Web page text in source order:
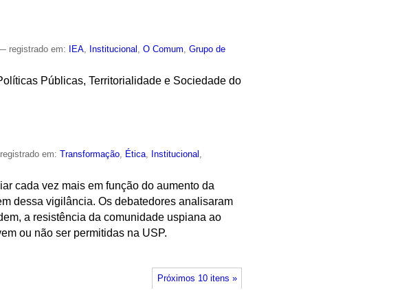
registrado em: IEA Institucional ,O Comum ,Grupo de
Públicas, Territorialidade e Sociedade do
em:Transformação, Ética, Institucional ,
cada vez mais em função do aumento da
dessa vigilância. Os debatedores analisaram
a resistência da comunidade uspiana ao
ou não ser permitidas na USP.
Próximos 10 itens »